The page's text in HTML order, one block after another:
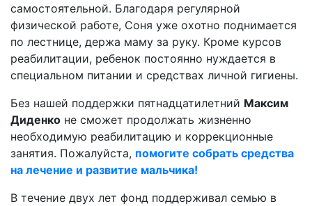
самостоятельной. Благодаря регулярной
физической работе, Соня уже охотно поднимается
по лестнице, держа маму за руку. Кроме курсов
реабилитации, ребенок постоянно нуждается в
специальном питании и средствах личной гигиены.
Без нашей поддержки пятнадцатилетний Максим
Диденко не сможет продолжать жизненно
необходимую реабилитацию и коррекционные
занятия. Пожалуйста, помогите собрать средства
на лечение и развитие мальчика!
В течение двух лет фонд поддерживал семью в